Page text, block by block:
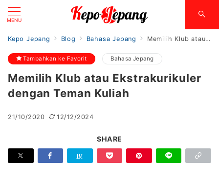
MENU
Kepo Jepang Blog Bahasa Jepang Memilih Klub atau Ekstrakurikuler dengan Teman Kuliah
Tambahkan ke Favorit Bahasa Jepang
Memilih Klub atau Ekstrakurikuler
dengan Teman Kuliah
21/10/2020 12/12/2024
SHARE